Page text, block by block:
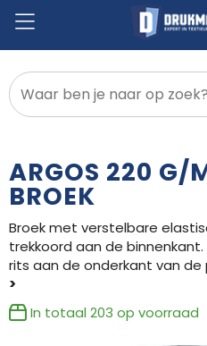
Badtextiel en Douche
Bodywarmers
Broeken en Rokken
Caps, Hoeden en Mutsen
Dekens, Fleecedekens en
ARGOS 220 G/
BROEK
Broek met verstelbare
trekkoord aan de
rits aan de onderkant van de
In totaal 203 op voorraad